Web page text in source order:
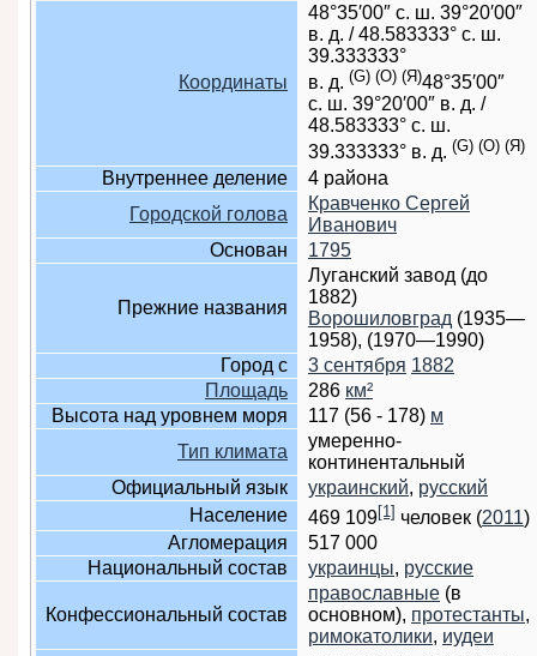
Координаты
48°35′00″ с. ш. 39°20′00″
в. д. /48.583333° с. ш.
39.333333°
в. д. (G) (O) (Я)48°35′00″
с. ш. 39°20′00″ в. д. /
48.583333° с. ш.
39.333333° в. д. (G) (O) (Я)
Внутреннее деление
4 района
Городской голова
Кравченко Сергей
Иванович
Основан
1795
Прежние названия
Луганский завод (до
1882)
Ворошиловград (1935—
1958), (1970—1990)
Город с
3 сентября 1882
Площадь
286 км²
Высота над уровнем моря
117 (56 - 178) м
Тип климата
умеренно-
континентальный
Официальный язык
украинский, русский
Население
469 109[1] человек (2011)
Агломерация
517 000
Национальный состав
украинцы, русские
Конфессиональный состав
православные (в
основном), протестанты,
римокатолики, иудеи